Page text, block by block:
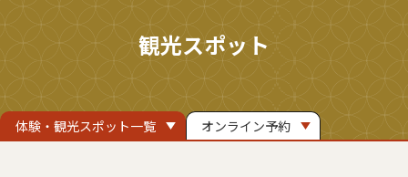
観光スポット
体験・観光スポット一覧 オンライン予約